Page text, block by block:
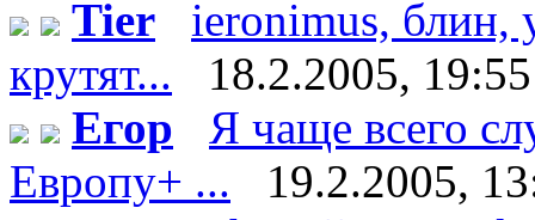
Tier
ieronimus, блин,
крутят...
18.2.2005, 19:55
Егор
Я чаще всего
Европу+ ...
19.2.2005,